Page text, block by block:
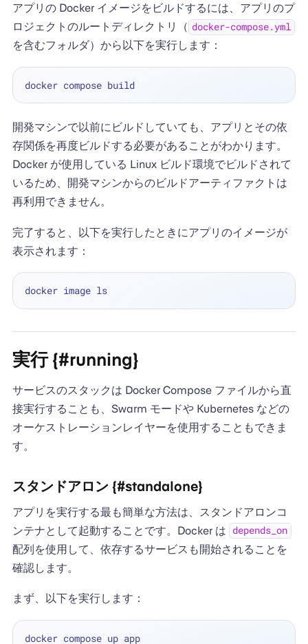
アプリの Docker イメージをビルドするには、アプリのプ
ロジェクトのルートディレクトリ（ docker-compose.yml
を含むフォルダ）から以下を実行します：
開発マシンで以前にビルドしていても、アプリとその依
存関係を再度ビルドする必要があることがわかります。
Docker が使用している Linux ビルド環境でビルドされて
いるため、開発マシンからのビルドアーティファクトは
再利用できません。
完了すると、以下を実行したときにアプリのイメージが
表示されます：
実行 {#running}
サービスのスタックは Docker Compose ファイルから直
接実行することも、Swarm モードや Kubernetes などの
オーケストレーションレイヤーを使用することもできま
す。
スタンドアロン {#standalone}
アプリを実行する最も簡単な方法は、スタンドアロンコ
ンテナとして起動することです。Docker は
depends_on
配列を使用して、依存するサービスも開始されることを
確認します。
まず、以下を実行します：